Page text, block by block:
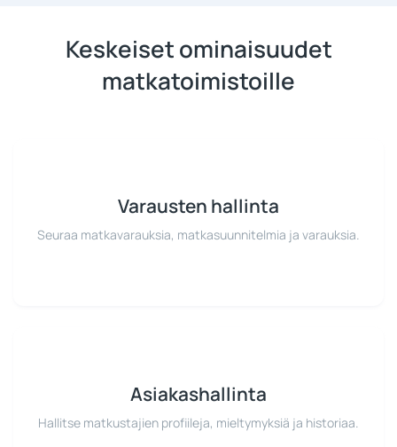
Keskeiset ominaisuudet
matkatoimistoille
Varausten hallinta
Seuraa matkavarauksia, matkasuunnitelmia ja varauksia.
Asiakashallinta
Hallitse matkustajien profiileja, mieltymyksiä ja historiaa.